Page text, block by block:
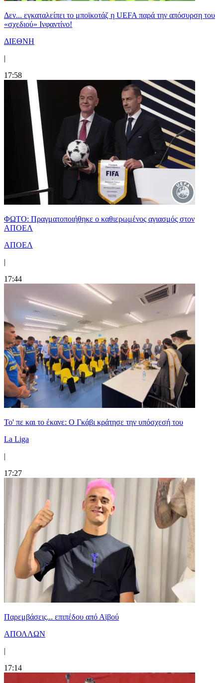
Δεν... εγκαταλείπει το μποϊκοτάζ η UEFA παρά την απόσυρση του
«σχεδιού» Ινφαντίνο!
ΔΙΕΘΝΗ
|
17:58
ΦΩΤΟ: Πραγματοποιήθηκε ο καθιερωμένος αγιασμός στον
ΑΠΟΕΛ
ΑΠΟΕΛ
|
17:44
Το' πε και το έκανε: Ο Γκάβι κράτησε την υπόσχεσή του
La Liga
|
17:27
Παρεμβάσεις... επιπέδου από Αϊβού
ΑΠΟΛΛΩΝ
|
17:14